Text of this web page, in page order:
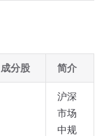
成分股 简介
沪深
市场
中规